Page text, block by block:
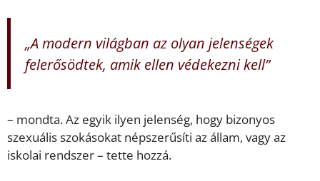
„A modern világban az olyan jelenségek
felerősödtek, amik ellen védekezni kell”
– mondta. Az egyik ilyen jelenség, hogy bizonyos
szexuális szokásokat népszerűsíti az állam, vagy az
iskolai rendszer – tette hozzá.